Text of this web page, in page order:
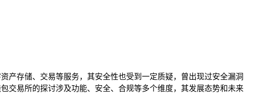
产存储、交易等服务，其安全性也受到一定质疑，曾出现过安全漏洞
交易所的探讨涉及功能、安全、合规等多个维度，其发展态势和未来